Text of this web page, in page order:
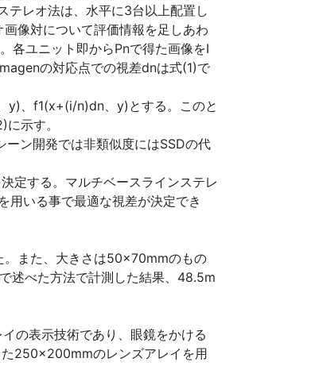
テレオ法は、水平に3台以上配置し
像対について評価情報を足しあわ
各ユニット即からPnで得た画像をI
の対応点での視差dnは式(1)で
y)、f1(x+(i/n)dn、y)とする。このと
示す。
ン開発では非類似度にはSSDの代
定する。マルチベースラインステレ
用いる事で最適な視差が決定でき
。また、大きさは50×70mmのもの
述べた方法で計測した結果、48.5m
の表示技術であり、眼鏡をかける
250×200mmのレンズアレイを用